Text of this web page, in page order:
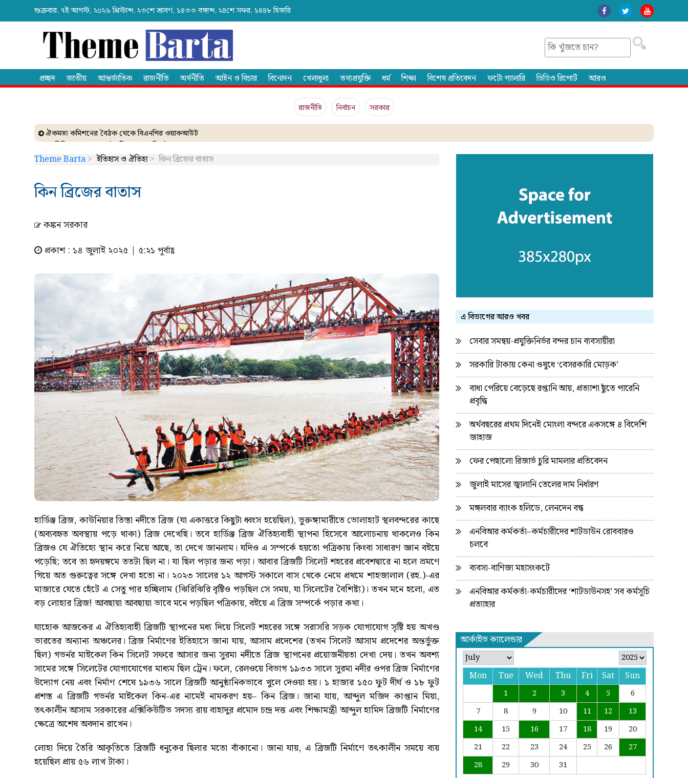
শুক্রবার, ৭ই আগস্ট, ২০২৬ খ্রিস্টাব্দ, ২৩শে শ্রাবণ, ১৪৩৩ বঙ্গাব্দ, ২৪শে সফর, ১৪৪৮ হিজরি
প্রচ্ছদ জাতীয় আন্তর্জাতিক রাজনীতি অর্থনীতি আইন ও বিচার বিনোদন খেলাধুলা তথ্যপ্রযুক্তি ধর্ম শিক্ষা বিশেষ প্রতিবেদন ফটো গ্যালারি ভিডিও রিপোর্ট আরও
রাজনীতি নির্বাচন সরকার
ঐকমত্য কমিশনের বৈঠক থেকে বিএনপির ওয়াকআউট
এনসিপির সমাবেশে ছোটাছুটি, ড্রোনকে মিসাইল ভেবে গুজব
ব্যাংকে তাণ্ডব চালালো এক আওয়ামী লীগ নেতা!
নেত্রকোনায় গিয়ে বাবরের উপর ক্ষোভ ঝাড়লেন নাসির
Theme Barta > ইতিহাস ও ঐতিহ্য> কিন ব্রিজের বাতাস
কিন ব্রিজের বাতাস
কঙ্কন সরকার
প্রকাশ : ১৪ জুলাই ২০২৫ | ৫:২১ পূর্বাহ্ণ
হার্ডিঞ্জ ব্রিজ, কাউনিয়ার তিস্তা নদীতে ব্রিজ (যা একাত্তরে কিছুটা ধ্বংস হয়েছিল), ভুরুঙ্গামারীতে ভোলাহাট স্থলবন্দরের কাছে
(অব্যবহৃত অবস্থায় পড়ে থাকা) ব্রিজ দেখেছি। তবে হার্ডিঞ্জ ব্রিজ ঐতিহ্যবাহী স্থাপনা হিসেবে আলোচনায় থাকলেও কিন
ব্রিজও যে ঐতিহ্যে স্থান করে নিয়ে আছে, তা দেখে জানলাম। যদিও এ সম্পর্কে হয়তো পত্রিকায় কিংবা সাধারণ জ্ঞান বইয়ে
পড়েছি; তবে তা হৃদয়ঙ্গমে ততটা ছিল না। যা ছিল পড়ার জন্য পড়া। আবার ব্রিজটি সিলেট শহরের প্রবেশদ্বারে না হলে ভ্রমণে
গিয়ে অত গুরুত্বের সঙ্গে দেখা হতো না। ২০২৩ সালের ১২ আগস্ট সকালে বাস থেকে নেমে প্রথমে শাহজালাল (রহ.)-এর
মাজারে যেতে হেঁটে এ সেতু পার হচ্ছিলাম (ঝিরিঝিরি বৃষ্টিও পড়ছিল সে সময়, যা সিলেটের বৈশিষ্ট্য)। তখন মনে হলো, এত
বড় লোহার ব্রিজ! আবছায়া আবছায়া ভাবে মনে পড়ছিল পত্রিকায়, বইয়ে এ ব্রিজ সম্পর্কে পড়ার কথা।
যাহোক আজকের এ ঐতিহ্যবাহী ব্রিজটি স্থাপনের মধ্য দিয়ে সিলেট শহরের সঙ্গে সরাসরি সড়ক যোগাযোগ সৃষ্টি হয় অখণ্ড
ভারতের অন্যান্য অঞ্চলের। ব্রিজ নির্মাণের ইতিহাসে জানা যায়, আসাম প্রদেশের (তখন সিলেট আসাম প্রদেশের অন্তর্ভুক্ত
ছিল) গভর্নর মাইকেল কিন সিলেট সফরে আসার জন্য সুরমা নদীতে ব্রিজ স্থাপনের প্রয়োজনীয়তা দেখা দেয়। তখন অবশ্য
সামের সঙ্গে সিলেটের যোগাযোগের মাধ্যম ছিল ট্রেন। ফলে, রেলওয়ে বিভাগ ১৯৩৩ সালে সুরমা নদীর ওপর ব্রিজ নির্মাণের
উদ্যোগ নেয় এবং নির্মাণ শেষে ১৯৩৬ সালে ব্রিজটি আনুষ্ঠানিকভাবে খুলে দেওয়া হয়। ১ হাজার ১৫০ ফুট দীর্ঘ ও ১৮ ফুট
প্রশস্ত এ ব্রিজটি গভর্নর মাইকেল কিন-এর নামেই নামকরণ হয়– কিন ব্রিজ। জানা যায়, আব্দুল মজিদ কাপ্তান মিয়া,
তৎকালীন আসাম সরকারের এক্সিকিউটিভ সদস্য রায় বাহাদুর প্রমোদ চন্দ্র দত্ত এবং শিক্ষামন্ত্রী আব্দুল হামিদ ব্রিজটি নির্মাণের
ক্ষেত্রে অশেষ অবদান রাখেন।
লোহা দিয়ে তৈরি আকৃতিতে ব্রিজটি ধনুকের ছিলার মতো বাঁকানো। জানা যায়, এ ব্রিজটি নির্মাণে তৎকালীন সময়ে ব্যয়
হয়েছিল প্রায় ৫৬ লাখ টাকা।
এ বিভাগের আরও খবর
সেবার সমন্বয়-প্রযুক্তিনির্ভর বন্দর চান ব্যবসায়ীরা
সরকারি টাকায় কেনা ওষুধে ‘বেসরকারি মোড়ক’
বাধা পেরিয়ে বেড়েছে রপ্তানি আয়, প্রত্যাশা ছুঁতে পারেনি
প্রবৃদ্ধি
অর্থবছরের প্রথম দিনেই মোংলা বন্দরে একসঙ্গে ৪ বিদেশি
জাহাজ
ফের পেছালো রিজার্ভ চুরি মামলার প্রতিবেদন
জুলাই মাসের জ্বালানি তেলের দাম নির্ধারণ
মঙ্গলবার ব্যাংক হলিডে, লেনদেন বন্ধ
এনবিআর কর্মকর্তা–কর্মচারীদের শাটডাউন রোববারও
চলবে
ব্যবসা-বাণিজ্য মহাসংকটে
এনবিআর কর্মকর্তা-কর্মচারীদের ‘শাটডাউনসহ’ সব কর্মসূচি
প্রত্যাহার
আর্কাইভ ক্যালেন্ডার
Mon Tue Wed Thu Fri Sat Sun
1 2 3 4 5
6
7
8 9 10 11 12
13
14
15 16 17 18 19
20
21
22 23 24 25 26
27
28
29 30 31